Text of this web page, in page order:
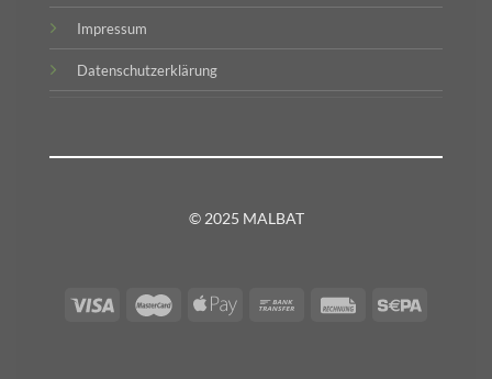
Impressum
Datenschutzerklärung
© 2025 MALBAT